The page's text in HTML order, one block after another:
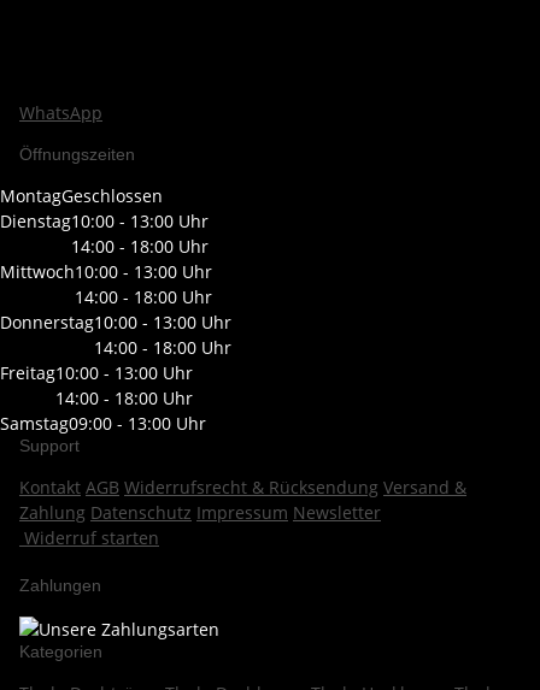
WhatsApp
Öffnungszeiten
MontagGeschlossen
Dienstag10:00 - 13:00 Uhr
14:00 - 18:00 Uhr
Mittwoch10:00 - 13:00 Uhr
14:00 - 18:00 Uhr
Donnerstag10:00 - 13:00 Uhr
14:00 - 18:00 Uhr
Freitag10:00 - 13:00 Uhr
14:00 - 18:00 Uhr
Samstag09:00 - 13:00 Uhr
Support
Kontakt AGB Widerrufsrecht & Rücksendung Versand &
Zahlung Datenschutz Impressum Newsletter
Widerruf starten
Zahlungen
Kategorien